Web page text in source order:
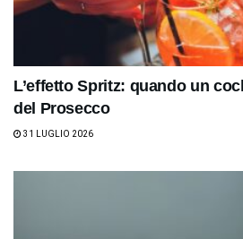
L’effetto Spritz: quando un
del Prosecco
31 LUGLIO 2026